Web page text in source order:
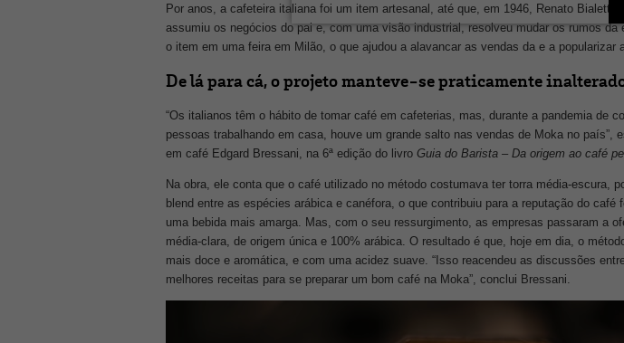
Por anos, a cafeteira italiana foi um item artesanal, até que, em 1946, Renato Bialetti,
assumiu os negócios do pai e, com uma visão industrial, resolveu mudar os rumos da
o item em uma feira em Milão, o que ajudou a alavancar as vendas da e a popularizar
De lá para cá, o projeto manteve-se praticamente
“Os italianos têm o hábito de tomar café em cafeterias, mas, durante a pandemia de
pessoas trabalhando em casa, houve um grande salto nas vendas de Moka no país”,
em café Edgard Bressani, na 6ª edição do livro Guia do Barista – Da origem ao café
Na obra, ele conta que o café utilizado no método costumava ter torra média-escura,
blend entre as espécies arábica e canéfora, o que contribuiu para a reputação do café
uma bebida mais amarga. Mas, com o seu ressurgimento, as empresas passaram a
média-clara, de origem única e 100% arábica. O resultado é que, hoje em dia, o
mais doce e aromática, e com uma acidez suave. “Isso reacendeu as discussões
melhores receitas para se preparar um bom café na Moka”, conclui Bressani.